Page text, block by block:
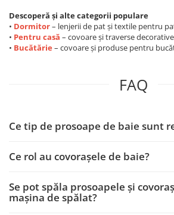
Descoperă și alte categorii populare
• Dormitor– lenjerii de pat și textile pentru
• Pentru casă – covoare și traverse decorative
• Bucătărie– covoare și produse pentru
FAQ
Ce tip de prosoape de baie sunt
Ce rol au covorașele de baie?
Se pot spăla prosoapele și
mașina de spălat?